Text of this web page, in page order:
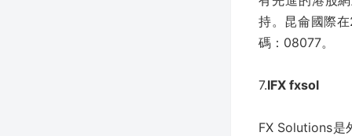
持。昆侖國際
碼：08077。
7.IFX fxsol
FX Solutions是